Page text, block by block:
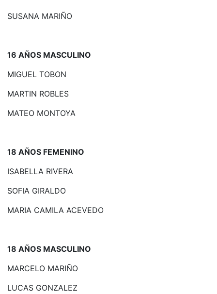
SUSANA MARIÑO
16 AÑOS MASCULINO
MIGUEL TOBON
MARTIN ROBLES
MATEO MONTOYA
18 AÑOS FEMENINO
ISABELLA RIVERA
SOFIA GIRALDO
MARIA CAMILA ACEVEDO
18 AÑOS MASCULINO
MARCELO MARIÑO
LUCAS GONZALEZ